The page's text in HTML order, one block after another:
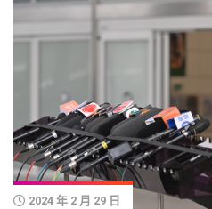
2024 年 2 月 29 日